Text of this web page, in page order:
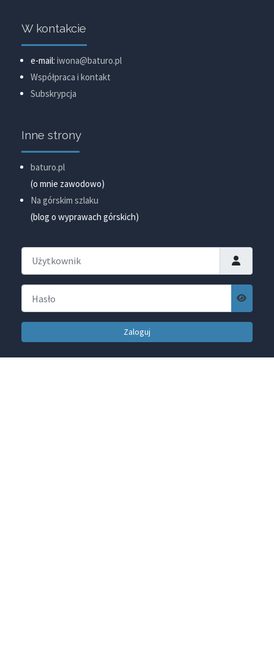
W kontakcie
e-mail: iwona@baturo.pl
Współpraca i kontakt
Subskrypcja
Inne strony
baturo.pl
(o mnie zawodowo)
Na górskim szlaku
(blog o wyprawach górskich)
Pokaż
Zaloguj